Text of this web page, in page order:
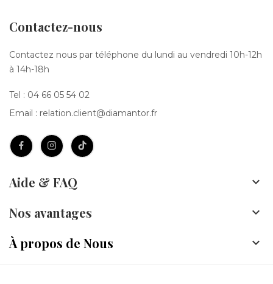
Contactez-nous
Contactez nous par téléphone du lundi au vendredi 10h-12h
à 14h-18h
Tel : 04 66 05 54 02
Email : relation.client@diamantor.fr
Aide & FAQ 
Nos avantages 
À propos de Nous 